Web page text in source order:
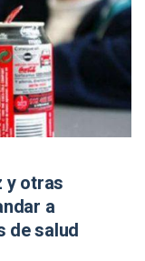
y otras
a
de salud